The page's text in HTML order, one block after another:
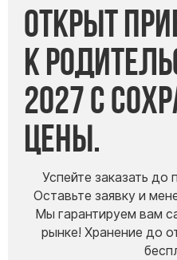
Открыт
к
2027 с
цены.
Успейте заказать
Оставьте заявку и
Мы гарантируем вам
рынке! Хранение до